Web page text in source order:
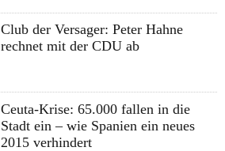
Club der Versager: Peter Hahne
rechnet mit der CDU ab
Ceuta-Krise: 65.000 fallen in die
Stadt ein – wie Spanien ein neues
2015 verhindert